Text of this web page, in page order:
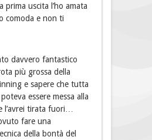
prima uscita l’ho amata
comoda e non ti
davvero fantastico
più grossa della
e sapere che tutta
essere messa alla
l’avrei tirata fuori…
fare una
della bontà del